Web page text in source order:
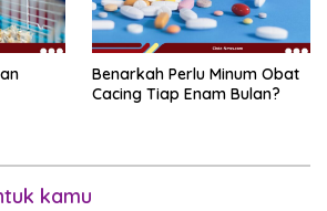
Benarkah Perlu Minum Obat
Cacing Tiap Enam Bulan?
kamu